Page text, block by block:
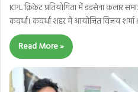
KPL क्रिकेट प्रतियोगिता में डड़सेना कलार
कवर्धा। कवर्धा शहर में आयोजित विजय
Read More »